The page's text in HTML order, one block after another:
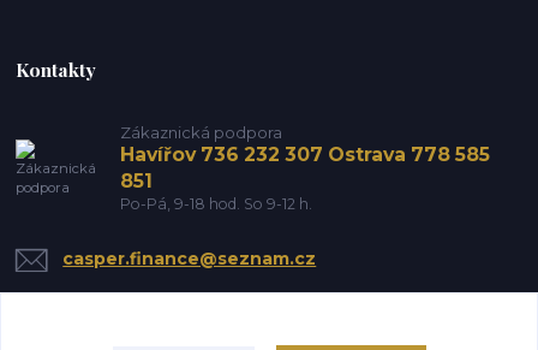
Kontakty
Zákaznická podpora
Havířov 736 232 307 Ostrava 778 585
851
Po-Pá, 9-18 hod. So 9-12 h.
casper.finance@seznam.cz